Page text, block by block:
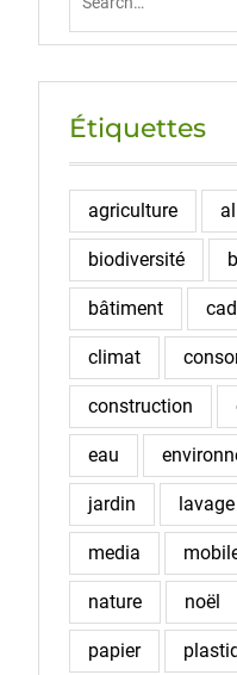
Étiquettes
agriculture
biodiversité
bâtiment
climat
construction
eau
jardin lavage
media
nature noël
papier